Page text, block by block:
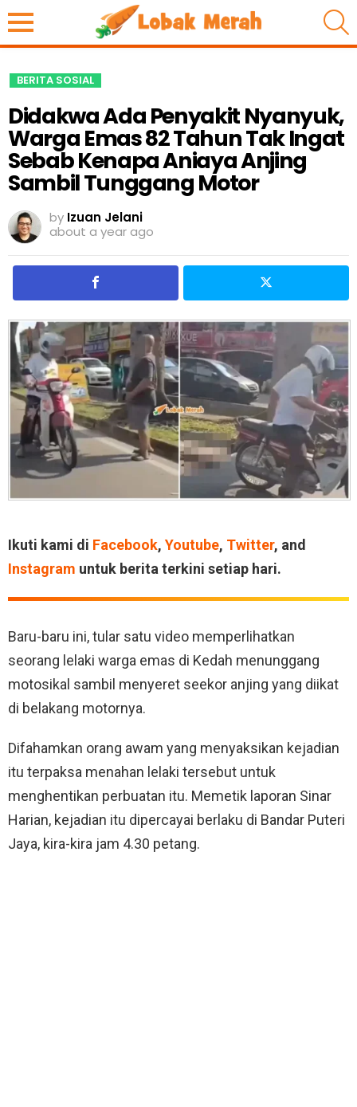
BERITA SOSIAL
Didakwa Ada Penyakit Nyanyuk,
Warga Emas 82 Tahun Tak Ingat
Sebab Kenapa Aniaya Anjing
Sambil Tunggang Motor
by Izuan Jelani
about a year ago
Ikuti kami di Facebook, Youtube, Twitter, and
Instagram untuk berita terkini setiap hari.
Baru-baru ini, tular satu video memperlihatkan
seorang lelaki warga emas di Kedah menunggang
motosikal sambil menyeret seekor anjing yang diikat
di belakang motornya.
Difahamkan orang awam yang menyaksikan kejadian
itu terpaksa menahan lelaki tersebut untuk
menghentikan perbuatan itu. Memetik laporan Sinar
Harian, kejadian itu dipercayai berlaku di Bandar Puteri
Jaya, kira-kira jam 4.30 petang.